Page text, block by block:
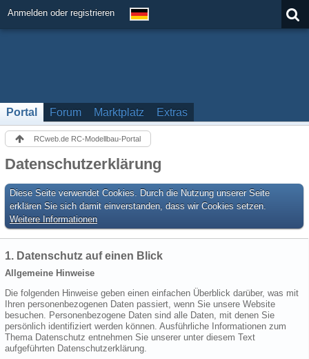
Anmelden oder registrieren
Portal Forum Marktplatz Extras
RCweb.de RC-Modellbau-Portal
Datenschutzerklärung
Diese Seite verwendet Cookies. Durch die Nutzung unserer Seite
erklären Sie sich damit einverstanden, dass wir Cookies setzen.
Weitere Informationen
1. Datenschutz auf einen Blick
Allgemeine Hinweise
Die folgenden Hinweise geben einen einfachen Überblick darüber, was mit
Ihren personenbezogenen Daten passiert, wenn Sie unsere Website
besuchen. Personenbezogene Daten sind alle Daten, mit denen Sie
persönlich identifiziert werden können. Ausführliche Informationen zum
Thema Datenschutz entnehmen Sie unserer unter diesem Text
aufgeführten Datenschutzerklärung.